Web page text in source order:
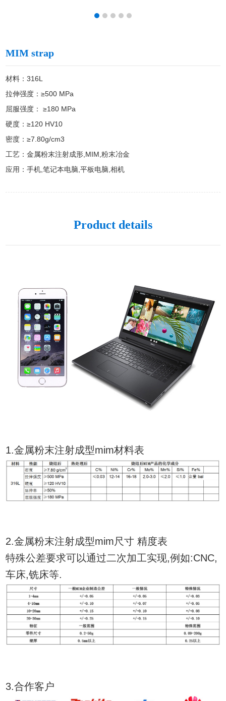
MIM strap
材料：316L
拉伸强度：≥500 MPa
屈服强度： ≥180 MPa
硬度：≥120 HV10
密度：≥7.80g/cm3
工艺：金属粉末注射成形,MIM,粉末冶金
应用：手机,笔记本电脑,平板电脑,相机
Product details
1.金属粉末注射成型mim材料表
2.金属粉末注射成型mim尺寸 精度表
特殊公差要求可以通过二次加工实现,例如:CNC,
车床,铣床等.
3.合作客户